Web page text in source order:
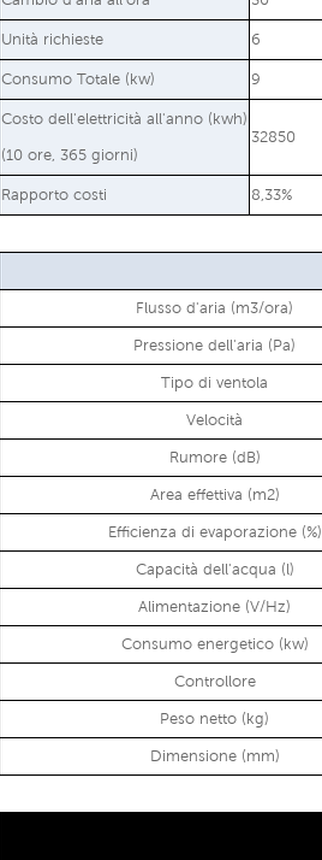
Unità richieste 6
Consumo Totale (kw) 9
Costo dell'elettricità all'anno (kwh)
(10 ore, 365 giorni)
32850
Rapporto costi 8,33%
Flusso d'aria (m3/ora)
Pressione dell'aria (Pa)
Tipo di ventola
Velocità
Rumore (dB)
Area effettiva (m2)
Efficienza di evaporazione (%)
Capacità dell'acqua (l)
Alimentazione (V/Hz)
Consumo energetico (kw)
Controllore
Peso netto (kg)
Dimensione (mm)